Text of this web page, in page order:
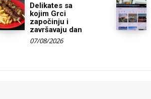
Delikates sa
kojim Grci
započinju i
završavaju dan
07/08/2026